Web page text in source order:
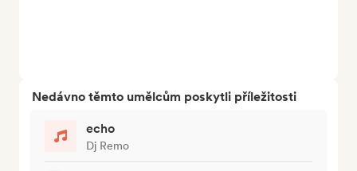
Nedávno těmto umělcům poskytli příležitosti
echo
Dj Remo